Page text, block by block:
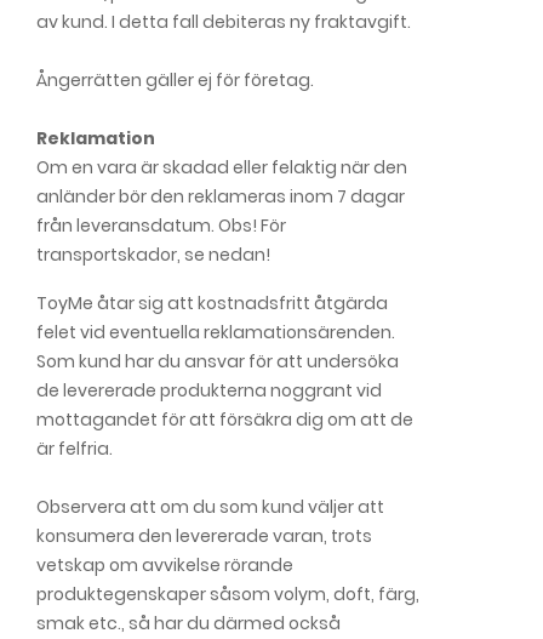
av kund. I detta fall debiteras ny fraktavgift.
Ångerrätten gäller ej för företag.
Reklamation
Om en vara är skadad eller felaktig när den
anländer bör den reklameras inom 7 dagar
från leveransdatum. Obs! För
transportskador, se nedan!
ToyMe åtar sig att kostnadsfritt åtgärda
felet vid eventuella reklamationsärenden.
Som kund har du ansvar för att undersöka
de levererade produkterna noggrant vid
mottagandet för att försäkra dig om att de
är felfria.
Observera att om du som kund väljer att
konsumera den levererade varan, trots
vetskap om avvikelse rörande
produktegenskaper såsom volym, doft, färg,
smak etc., så har du därmed också